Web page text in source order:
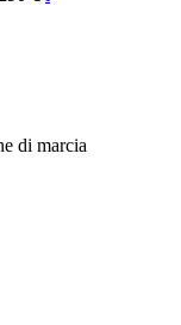
di marcia